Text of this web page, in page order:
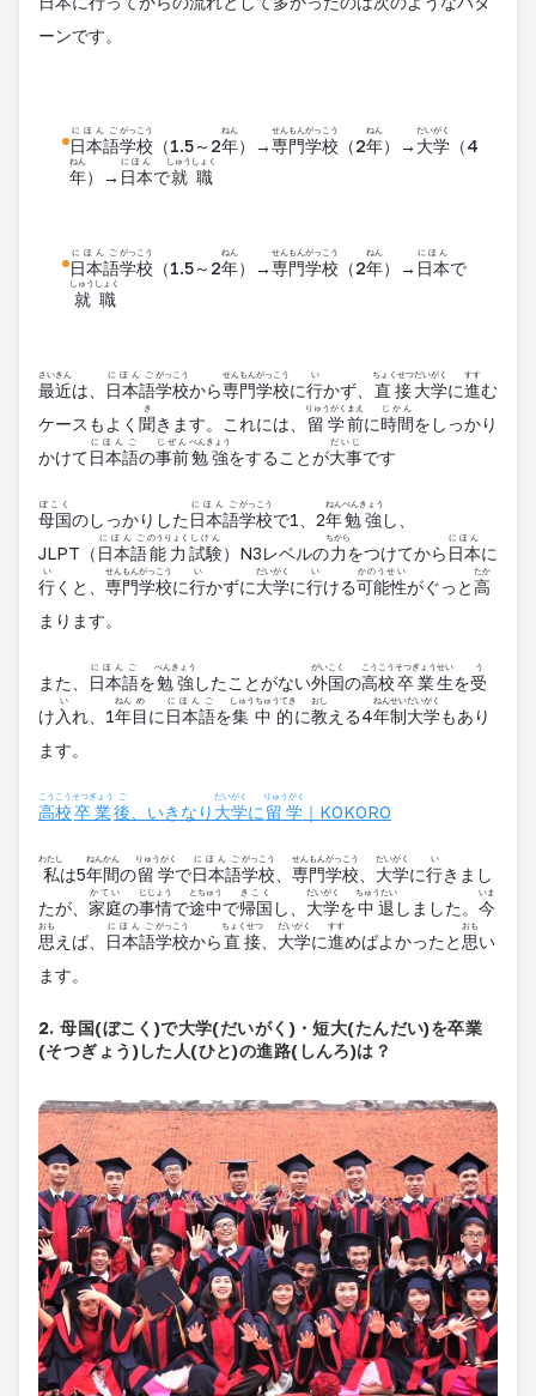
ーンです。
日本語
にほんご
学校
がっこう
（1.5～2年
ねん
）→専門
せんもん
学校
がっこう
（2年
ねん
）→ 大学
だいがく
（4
年
ねん
）→ 日本
にほん
で就職
しゅうしょく
日本語
にほんご
学校
がっこう
（1.5～2年
ねん
）→専門
せんもん
学校
がっこう
（2年
ねん
）→ 日本
にほん
で
就職
しゅうしょく
最近
さいきん
は、 日本語
にほんご
学校
がっこう
から専門
せんもん
学校
がっこう
に行
い
かず、 直接
ちょくせつ
大学
だいがく
に進
すす
む
ケースもよく 聞
き
きます。これには、 留学
りゅうがく
前
まえ
に時間
じかん
をしっかり
かけて日本語
にほんご
の事前
じぜん
勉強
べんきょう
をすることが大事
だいじ
です
母国
ぼこく
のしっかりした 日本語
にほんご
学校
がっこう
で1、2年
ねん
勉強
べんきょう
し、
JLPT（ 日本語
にほんご
能力
のうりょく
試験
しけん
）N3レベルの力
ちから
をつけてから 日本
にほん
に
行
い
くと、 専門
せんもん
学校
がっこう
に行
い
かずに大学
だいがく
に行
い
ける可能性
かのうせい
がぐっと高
たか
まります。
また、 日本語
にほんご
を勉強
べんきょう
したことがない外国
がいこく
の高校
こうこう
卒業
そつぎょう
生
せい
を受
う
け 入
い
れ、1年
ねん
目
め
に 日本語
にほんご
を集中的
しゅうちゅうてき
に教
おし
える4年
ねん
制
せい
大学
だいがく
もあり
ます。
高校
こうこう
卒業
そつぎょう
後
ご
、いきなり 大学
だいがく
に 留学
りゅうがく
｜KOKORO
私
わたし
は5年
ねん
間
かん
の留学
りゅうがく
で日本語
にほんご
学校
がっこう
専門
せんもん
学校
がっこう
大学
だいがく
に行
い
きまし
たが、 家庭
かてい
の事情
じじょう
で途中
とちゅう
で帰国
きこく
し、 大学
だいがく
を中退
ちゅうたい
しました。 今
いま
思
おも
えば、 日本語
にほんご
学校
がっこう
から直接
ちょくせつ
大学
だいがく
に進
すす
めばよかったと 思
おも
い
ます。
2. 母国(ぼこく)で大学(だいがく)・短大(たんだい)を卒業
(そつぎょう)した人(ひと)の進路(しんろ)は？